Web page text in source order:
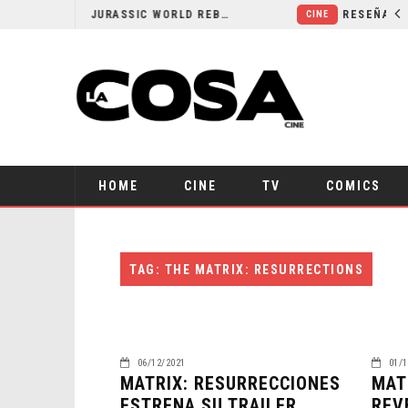
SECUELA DE JURASSIC WORLD REBIRTH PIERDE DIRECTOR
HOME CINE TV COMICS
TAG: THE MATRIX: RESURRECTIONS
06/12/2021
MATRIX: RESURRECCIONES
01/